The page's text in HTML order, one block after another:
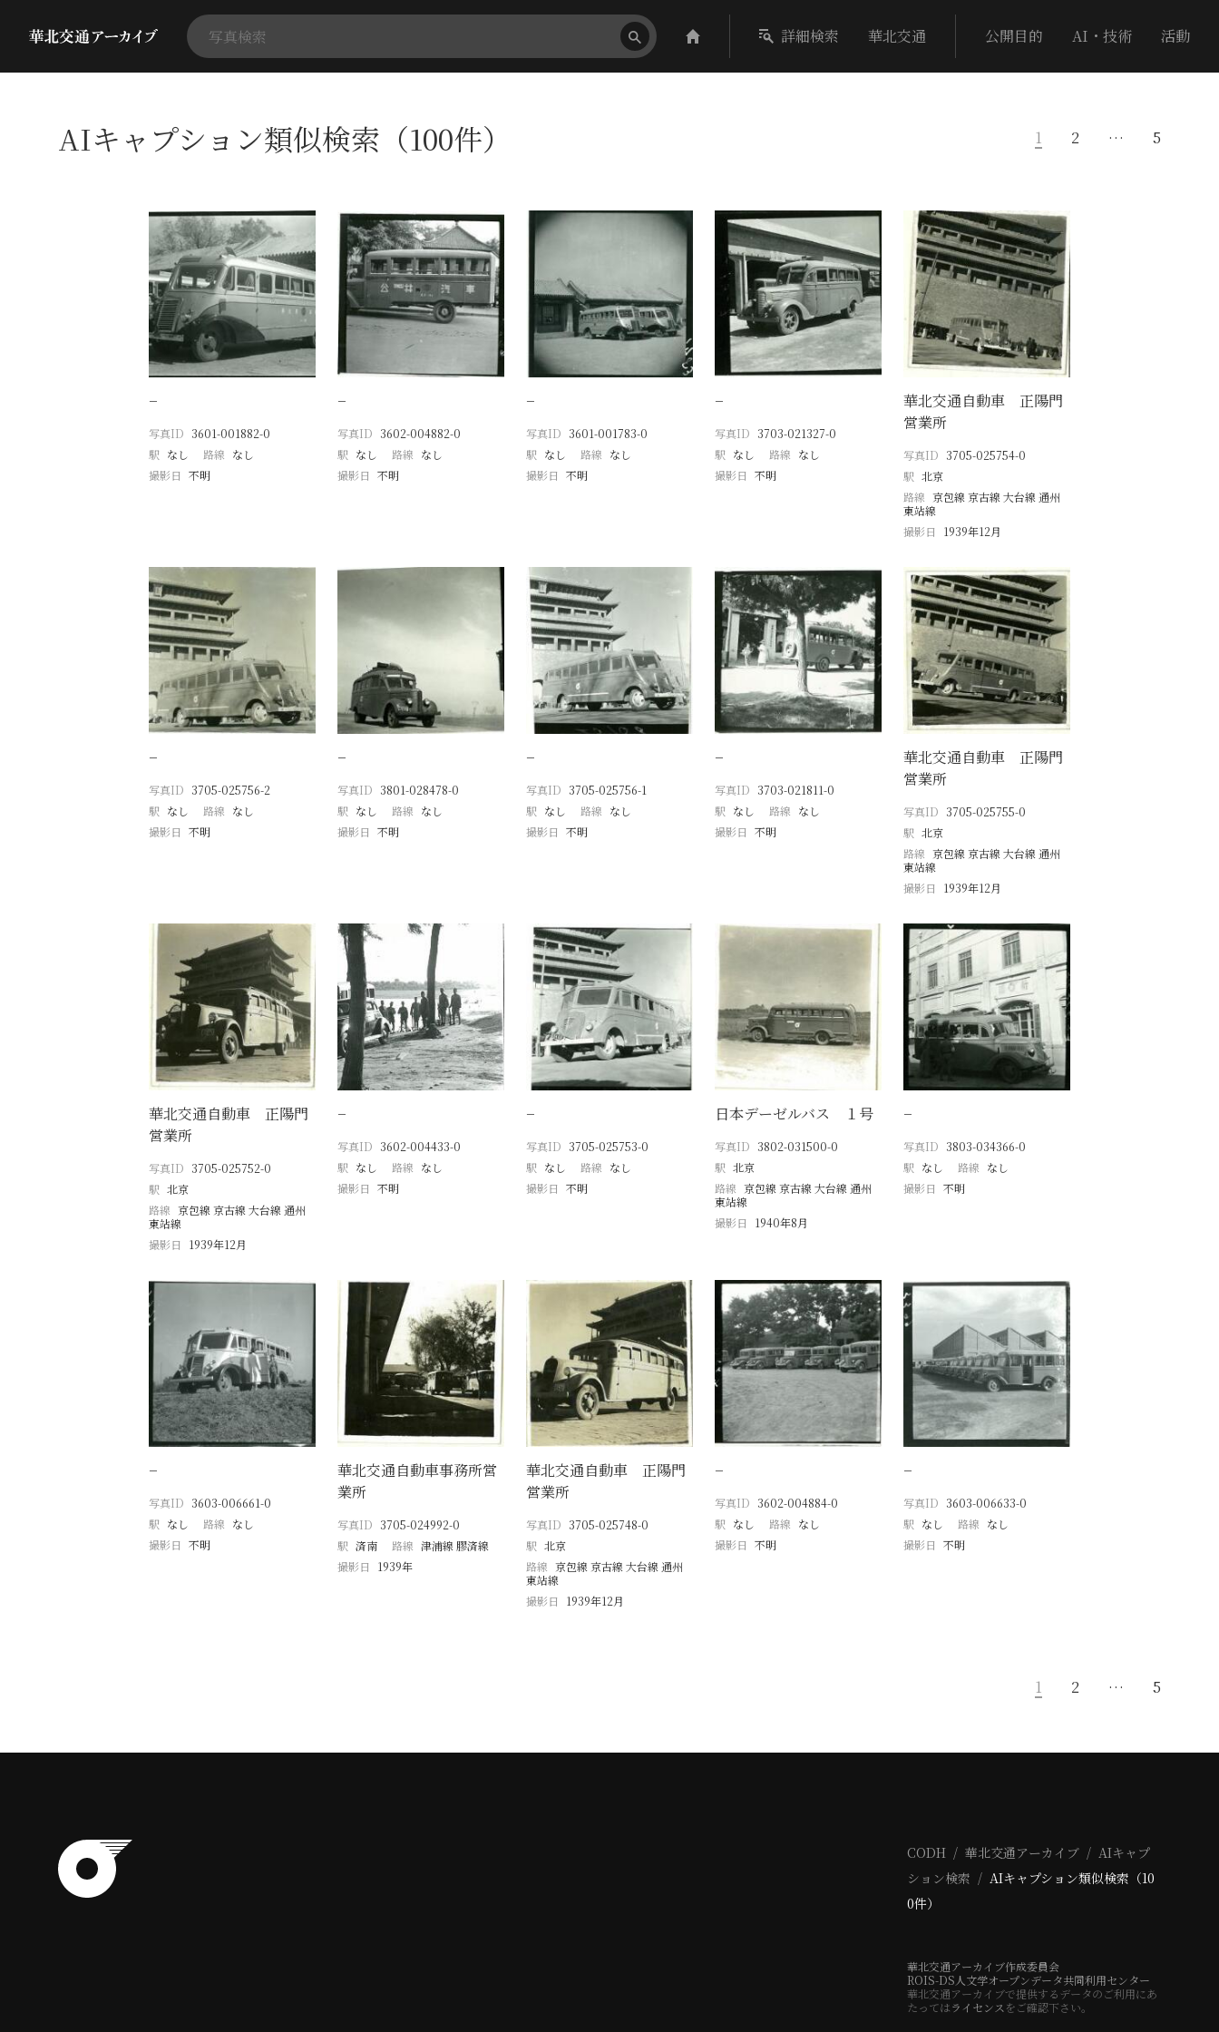
詳細検索 華北交通 公開目的 AI・技術 活動
AIキャプション類似検索（100件） 1 2 … 5
−
写真ID 3601-001882-0
駅 なし 路線 なし
撮影日 不明
−
写真ID 3602-004882-0
駅 なし 路線 なし
撮影日 不明
−
写真ID 3601-001783-0
駅 なし 路線 なし
撮影日 不明
−
写真ID 3703-021327-0
駅 なし 路線 なし
撮影日 不明
華北交通自動車 正陽門
営業所
写真ID 3705-025754-0
駅 北京
路線 京包線 京古線 大台線 通州
東站線
撮影日
1939年12月
−
写真ID 3705-025756-2
駅 なし 路線 なし
撮影日 不明
−
写真ID 3801-028478-0
駅 なし 路線 なし
撮影日 不明
−
写真ID 3705-025756-1
駅 なし 路線 なし
撮影日 不明
−
写真ID 3703-021811-0
駅 なし 路線 なし
撮影日 不明
華北交通自動車 正陽門
営業所
写真ID 3705-025755-0
駅 北京
路線 京包線 京古線 大台線 通州
東站線
撮影日
1939年12月
華北交通自動車 正陽門
営業所
写真ID 3705-025752-0
駅 北京
路線 京包線 京古線 大台線 通州
東站線
撮影日
1939年12月
−
写真ID 3602-004433-0
駅 なし 路線 なし
撮影日 不明
−
写真ID 3705-025753-0
駅 なし 路線 なし
撮影日 不明
日本デーゼルバス １号
写真ID 3802-031500-0
駅 北京
路線 京包線 京古線 大台線 通州
東站線
撮影日
1940年8月
−
写真ID 3803-034366-0
駅 なし 路線 なし
撮影日 不明
−
写真ID 3603-006661-0
駅 なし 路線 なし
撮影日 不明
華北交通自動車事務所営
業所
写真ID 3705-024992-0
駅 済南 路線 津浦線 膠済線
撮影日
1939年
華北交通自動車 正陽門
営業所
写真ID 3705-025748-0
駅 北京
路線 京包線 京古線 大台線 通州
東站線
撮影日
1939年12月
−
写真ID 3602-004884-0
駅 なし 路線 なし
撮影日 不明
−
写真ID 3603-006633-0
駅 なし 路線 なし
撮影日 不明
1 2 … 5
CODH 華北交通アーカイブ
AIキャプ
ション検索
AIキャプション類似検索（10
0件）
華北交通アーカイブ作成委員会
ROIS-DS人文学オープンデータ共同利用センター
華北交通アーカイブで提供するデータのご利用にあ
たってはライセンス をご確認下さい。